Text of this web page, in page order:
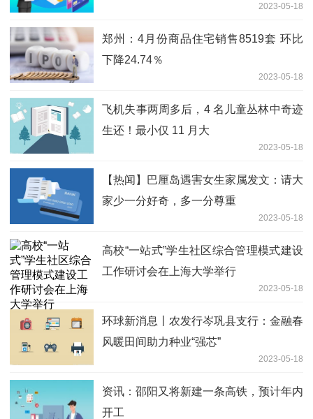
2023-05-18
郑州：4月份商品住宅销售8519套 环比
下降24.74％
2023-05-18
飞机失事两周多后，4 名儿童丛林中奇迹
生还！最小仅 11 月大
2023-05-18
【热闻】巴厘岛遇害女生家属发文：请大
家少一分好奇，多一分尊重
2023-05-18
高校“一站式”学生社区综合管理模式建设
工作研讨会在上海大学举行
2023-05-18
环球新消息丨农发行岑巩县支行：金融春
风暖田间助力种业“强芯”
2023-05-18
资讯：邵阳又将新建一条高铁，预计年内
开工